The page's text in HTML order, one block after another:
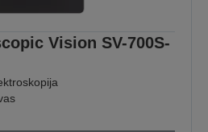
Vision SV-700S-